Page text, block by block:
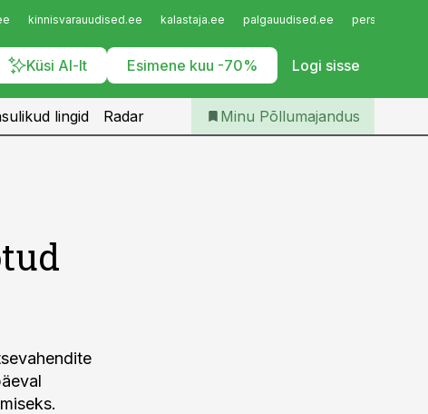
kinnisvarauudised.ee kalastaja.ee palgauudised.ee
Küsi AI-lt Esimene kuu -70% Logi sisse
Iseteenindus
Telli Põllumajandus
lingid Radar Minu Põllumajandus